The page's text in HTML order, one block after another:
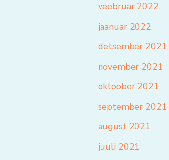
veebruar 2022
jaanuar 2022
detsember 2021
november 2021
oktoober 2021
september 2021
august 2021
juuli 2021